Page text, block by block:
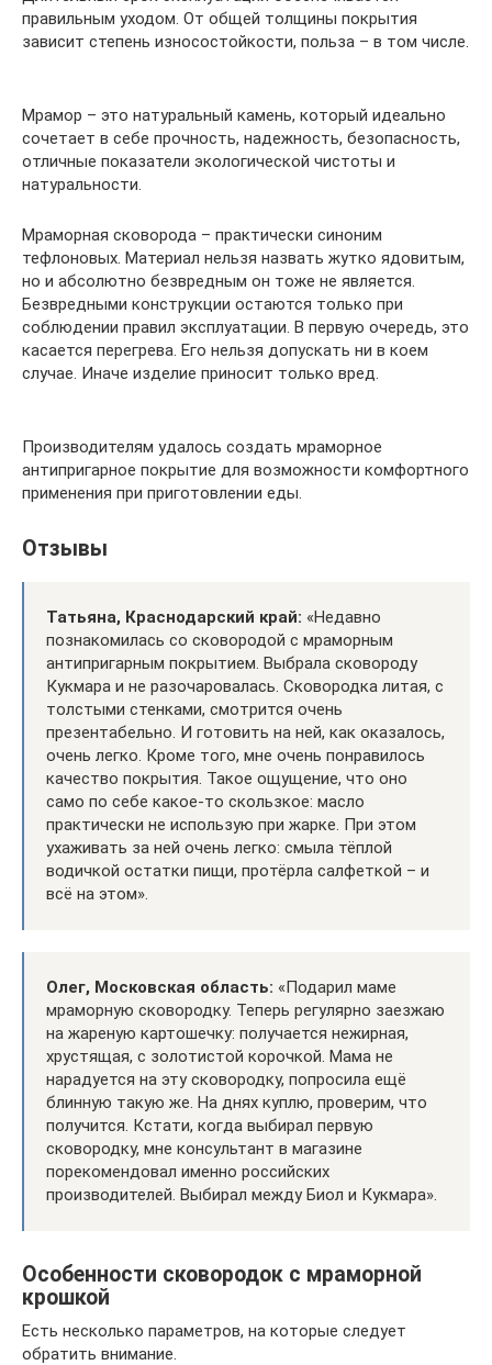
правильным уходом. От общей толщины покрытия
зависит степень износостойкости, польза – в том числе.
Мрамор – это натуральный камень, который идеально
сочетает в себе прочность, надежность, безопасность,
отличные показатели экологической чистоты и
натуральности.
Мраморная сковорода – практически синоним
тефлоновых. Материал нельзя назвать жутко ядовитым,
но и абсолютно безвредным он тоже не является.
Безвредными конструкции остаются только при
соблюдении правил эксплуатации. В первую очередь, это
касается перегрева. Его нельзя допускать ни в коем
случае. Иначе изделие приносит только вред.
Производителям удалось создать мраморное
антипригарное покрытие для возможности комфортного
применения при приготовлении еды.
Отзывы
Татьяна, Краснодарский край: «Недавно
познакомилась со сковородой с мраморным
антипригарным покрытием. Выбрала сковороду
Кукмара и не разочаровалась. Сковородка литая, с
толстыми стенками, смотрится очень
презентабельно. И готовить на ней, как оказалось,
очень легко. Кроме того, мне очень понравилось
качество покрытия. Такое ощущение, что оно
само по себе какое-то скользкое: масло
практически не использую при жарке. При этом
ухаживать за ней очень легко: смыла тёплой
водичкой остатки пищи, протёрла салфеткой – и
всё на этом».
Олег, Московская область: «Подарил маме
мраморную сковородку. Теперь регулярно заезжаю
на жареную картошечку: получается нежирная,
хрустящая, с золотистой корочкой. Мама не
нарадуется на эту сковородку, попросила ещё
блинную такую же. На днях куплю, проверим, что
получится. Кстати, когда выбирал первую
сковородку, мне консультант в магазине
порекомендовал именно российских
производителей. Выбирал между Биол и Кукмара».
Особенности сковородок с мраморной
крошкой
Есть несколько параметров, на которые следует
обратить внимание.